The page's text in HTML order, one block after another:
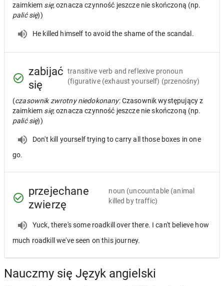
zaimkiem się; oznacza czynność jeszcze nie skończoną (np.
palić się))
He killed himself to avoid the shame of the scandal.
zabijać
się
transitive verb and reflexive pronoun
(figurative (exhaust yourself) (przenośny)
(czasownik zwrotny niedokonany: Czasownik występujący z
zaimkiem się; oznacza czynność jeszcze nie skończoną (np.
palić się))
Don't kill yourself trying to carry all those boxes in one
go.
przejechane
zwierzę
noun (uncountable (animal
killed by traffic)
Yuck, there's some roadkill over there. I can't believe how
much roadkill we've seen on this journey.
Nauczmy się Język angielski